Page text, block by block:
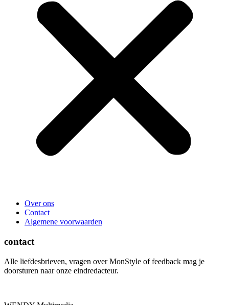
Over ons
Contact
Algemene voorwaarden
contact
Alle liefdesbrieven, vragen over MonStyle of feedback mag je
doorsturen naar onze eindredacteur.